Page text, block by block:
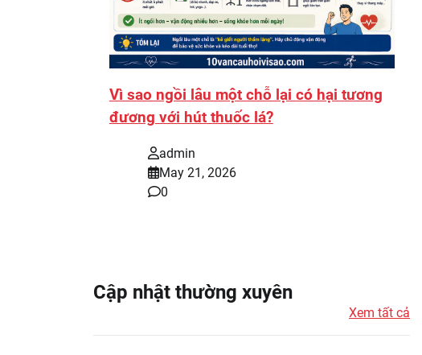
Vì sao ngồi lâu một chỗ lại có hại tương
đương với hút thuốc lá?
admin
May 21, 2026
0
Cập nhật thường xuyên
Xem tất cả